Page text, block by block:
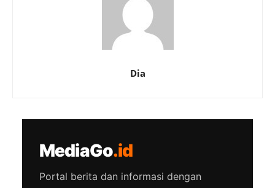
Dia
MediaGo.id
Portal berita dan informasi dengan